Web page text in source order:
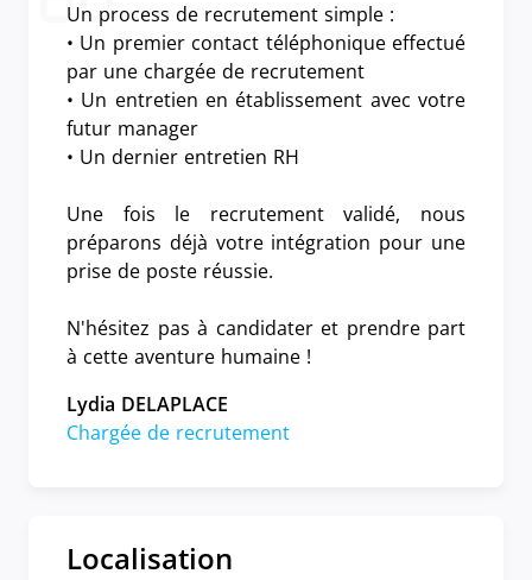
Un process de recrutement simple :
• Un premier contact téléphonique effectué
par une chargée de recrutement
• Un entretien en établissement avec votre
futur manager
• Un dernier entretien RH
Une fois le recrutement validé, nous
préparons déjà votre intégration pour une
prise de poste réussie.
N'hésitez pas à candidater et prendre part
à cette aventure humaine !
Lydia DELAPLACE
Chargée de recrutement
Localisation